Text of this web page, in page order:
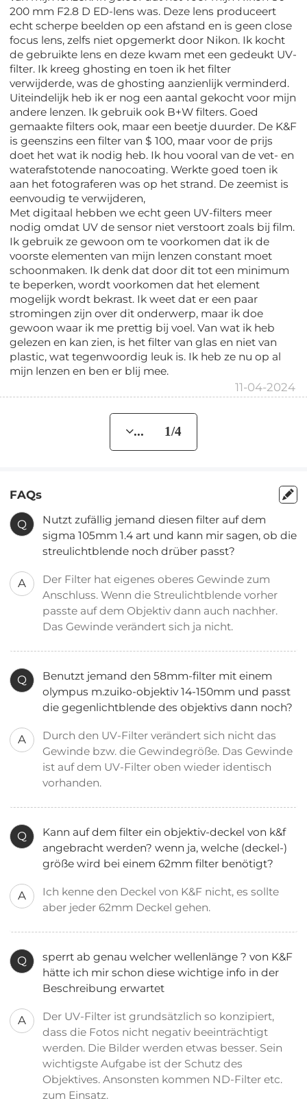
200 mm F2.8 D ED-lens was. Deze lens produceert
echt scherpe beelden op een afstand en is geen close
focus lens, zelfs niet opgemerkt door Nikon. Ik kocht
de gebruikte lens en deze kwam met een gedeukt UV-
filter. Ik kreeg ghosting en toen ik het filter
verwijderde, was de ghosting aanzienlijk verminderd.
Uiteindelijk heb ik er nog een aantal gekocht voor mijn
andere lenzen. Ik gebruik ook B+W filters. Goed
gemaakte filters ook, maar een beetje duurder. De K&F
is geenszins een filter van $ 100, maar voor de prijs
doet het wat ik nodig heb. Ik hou vooral van de vet- en
waterafstotende nanocoating. Werkte goed toen ik
aan het fotograferen was op het strand. De zeemist is
eenvoudig te verwijderen,
Met digitaal hebben we echt geen UV-filters meer
nodig omdat UV de sensor niet verstoort zoals bij film.
Ik gebruik ze gewoon om te voorkomen dat ik de
voorste elementen van mijn lenzen constant moet
schoonmaken. Ik denk dat door dit tot een minimum
te beperken, wordt voorkomen dat het element
mogelijk wordt bekrast. Ik weet dat er een paar
stromingen zijn over dit onderwerp, maar ik doe
gewoon waar ik me prettig bij voel. Van wat ik heb
gelezen en kan zien, is het filter van glas en niet van
plastic, wat tegenwoordig leuk is. Ik heb ze nu op al
mijn lenzen en ben er blij mee.
11-04-2024
... 1/4
FAQs
Q
Nutzt zufällig jemand diesen filter auf dem
sigma 105mm 1.4 art und kann mir sagen, ob die
streulichtblende noch drüber passt?
A
Der Filter hat eigenes oberes Gewinde zum
Anschluss. Wenn die Streulichtblende vorher
passte auf dem Objektiv dann auch nachher.
Das Gewinde verändert sich ja nicht.
Q
Benutzt jemand den 58mm-filter mit einem
olympus m.zuiko-objektiv 14-150mm und passt
die gegenlichtblende des objektivs dann noch?
A
Durch den UV-Filter verändert sich nicht das
Gewinde bzw. die Gewindegröße. Das Gewinde
ist auf dem UV-Filter oben wieder identisch
vorhanden.
Q
Kann auf dem filter ein objektiv-deckel von k&f
angebracht werden? wenn ja, welche (deckel-)
größe wird bei einem 62mm filter benötigt?
A
Ich kenne den Deckel von K&F nicht, es sollte
aber jeder 62mm Deckel gehen.
Q
sperrt ab genau welcher wellenlänge ? von K&F
hätte ich mir schon diese wichtige info in der
Beschreibung erwartet
A
Der UV-Filter ist grundsätzlich so konzipiert,
dass die Fotos nicht negativ beeinträchtigt
werden. Die Bilder werden etwas besser. Sein
wichtigste Aufgabe ist der Schutz des
Objektives. Ansonsten kommen ND-Filter etc.
zum Einsatz.